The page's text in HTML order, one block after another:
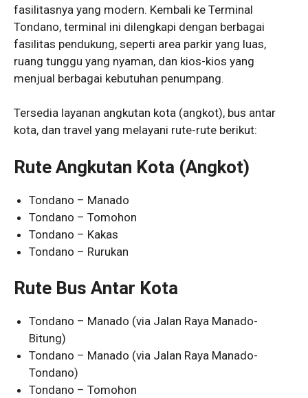
fasilitasnya yang modern. Kembali ke Terminal
Tondano, terminal ini dilengkapi dengan berbagai
fasilitas pendukung, seperti area parkir yang luas,
ruang tunggu yang nyaman, dan kios-kios yang
menjual berbagai kebutuhan penumpang.
Tersedia layanan angkutan kota (angkot), bus antar
kota, dan travel yang melayani rute-rute berikut:
Rute Angkutan Kota (Angkot)
Tondano – Manado
Tondano – Tomohon
Tondano – Kakas
Tondano – Rurukan
Rute Bus Antar Kota
Tondano – Manado (via Jalan Raya Manado-
Bitung)
Tondano – Manado (via Jalan Raya Manado-
Tondano)
Tondano – Tomohon